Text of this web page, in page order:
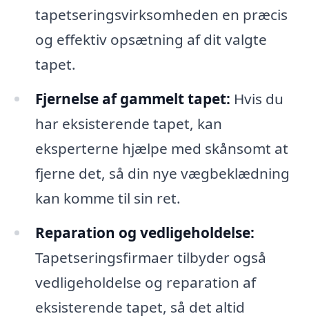
tapetseringsvirksomheden en præcis
og effektiv opsætning af dit valgte
tapet.
Fjernelse af gammelt tapet: Hvis du
har eksisterende tapet, kan
eksperterne hjælpe med skånsomt at
fjerne det, så din nye vægbeklædning
kan komme til sin ret.
Reparation og vedligeholdelse:
Tapetseringsfirmaer tilbyder også
vedligeholdelse og reparation af
eksisterende tapet, så det altid